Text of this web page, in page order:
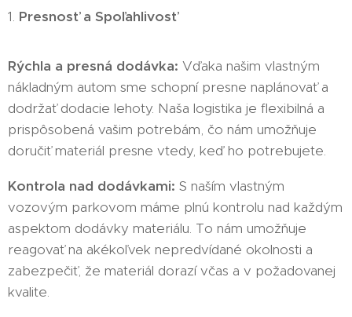
1. Presnosť a Spoľahlivosť
Rýchla a presná dodávka: Vďaka našim vlastným
nákladným autom sme schopní presne naplánovať a
dodržať dodacie lehoty. Naša logistika je flexibilná a
prispôsobená vašim potrebám, čo nám umožňuje
doručiť materiál presne vtedy, keď ho potrebujete.
Kontrola nad dodávkami: S naším vlastným
vozovým parkovom máme plnú kontrolu nad každým
aspektom dodávky materiálu. To nám umožňuje
reagovať na akékoľvek nepredvídané okolnosti a
zabezpečiť, že materiál dorazí včas a v požadovanej
kvalite.